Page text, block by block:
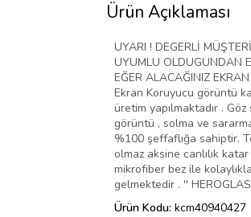
Ürün Açıklaması
UYARI ! DEGERLİ
UYUMLU OLDUGUNDAN
EĞER ALACAĞINIZ
Ekran Koruyucu görüntü
üretim yapılmaktadır .
görüntü , solma ve
%100 şeffaflığa sahiptir.
olmaz aksine canlılık
mikrofiber bez ile
gelmektedir . ''
Ürün Kodu: kcm40940427